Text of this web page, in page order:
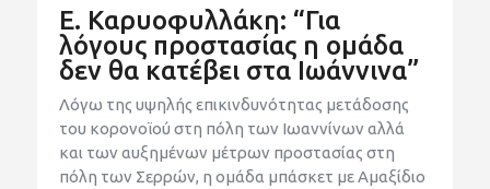
Ε. Καρυοφυλλάκη: “Για
λόγους προστασίας η ομάδα
δεν θα κατέβει στα Ιωάννινα”
Λόγω της υψηλής επικινδυνότητας μετάδοσης
του κορονοϊού στη πόλη των Ιωαννίνων αλλά
και των αυξημένων μέτρων προστασίας στη
πόλη των Σερρών, η ομάδα μπάσκετ με Αμαξίδιο